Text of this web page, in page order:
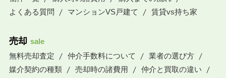
よくある質問
マンションVS戸建て 賃貸vs持ち家
売却 sale
無料売却査定
仲介手数料について
業者の選び方
媒介契約の種類
売却時の諸費用
仲介と買取の違い